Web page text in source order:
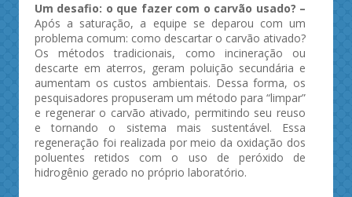
Um desafio: o que fazer com o carvão usado? –
Após a saturação, a equipe se deparou com um
problema comum: como descartar o carvão ativado?
Os métodos tradicionais, como incineração ou
descarte em aterros, geram poluição secundária e
aumentam os custos ambientais. Dessa forma, os
pesquisadores propuseram um método para “limpar”
e regenerar o carvão ativado, permitindo seu reuso
e tornando o sistema mais sustentável. Essa
regeneração foi realizada por meio da oxidação dos
poluentes retidos com o uso de peróxido de
hidrogênio gerado no próprio laboratório.